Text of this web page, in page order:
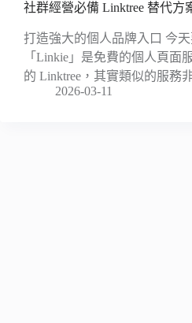
社群經營必備 Linktree 替代方
打造強大的個人品牌入口 今
「Linkie」是免費的個人頁面
的 Linktree，其實類似的服務
2026-03-11